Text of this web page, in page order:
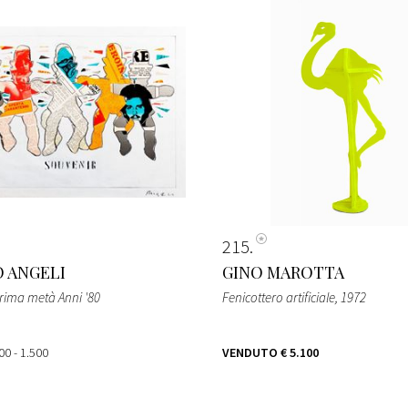
ANGELI
metà Anni '80
- 1.500
215
GINO MAROTTA
Fenicottero artificiale, 1972
VENDUTO € 5.100